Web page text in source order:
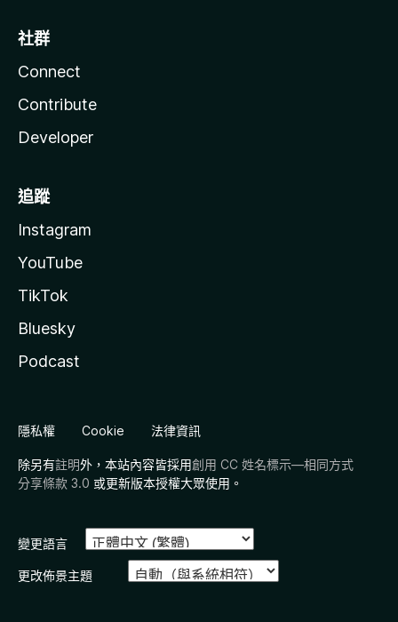
社群
Connect
Contribute
Developer
追蹤
Instagram
YouTube
TikTok
Bluesky
Podcast
隱私權 Cookie 法律資訊
除另有註明外，本站內容皆採用創用 CC 姓名標示—相同方式
分享條款 3.0 或更新版本授權大眾使用。
變更語言
更改佈景主題